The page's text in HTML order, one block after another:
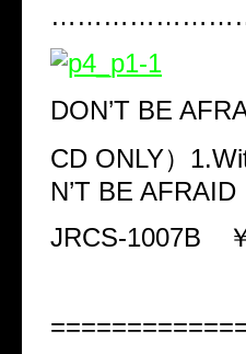
DON’T BE
CD ONLY）
N’T BE AFRAID
JRCS-1007B